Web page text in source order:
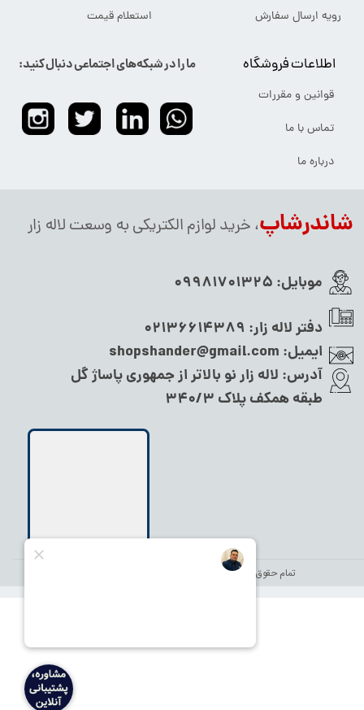
شاندرشاپ، خرید لوازم الکتریکی به وسعت لاله زار
تمام حقوق این سایت متعلق به
موبایل: 09981701325
دفتر لاله زار: 02136614389
ایمیل: shopshander@gmail.com
آدرس: لاله زار نو بالاتر از جمهوری پاساژ گل
طبقه همکف پلاک ۳۴۰/۳
ما را در شبکه‌های اجتماعی دنبال کنید: اطلاعات فروشگاه
قوانین و مقررات
تماس با ما
درباره ما
استعلام قیمت
رویه ارسال سفارش